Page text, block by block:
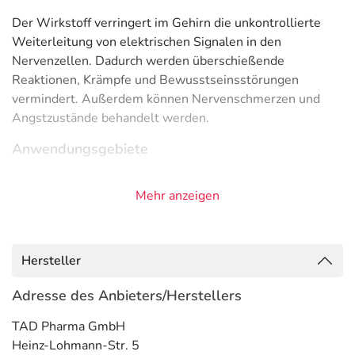
Der Wirkstoff verringert im Gehirn die unkontrollierte
Weiterleitung von elektrischen Signalen in den
Nervenzellen. Dadurch werden überschießende
Reaktionen, Krämpfe und Bewusstseinsstörungen
vermindert. Außerdem können Nervenschmerzen und
Angstzustände behandelt werden.
Anwendungsgebiete
- Epilepsie, fokal (auf einen Körperteil oder Funktion
ausgeweitet)
- Angststörung, generalisiert
Gegenanzeigen
Mehr anzeigen
Hersteller
Adresse des Anbieters/Herstellers
TAD Pharma GmbH
Heinz-Lohmann-Str. 5